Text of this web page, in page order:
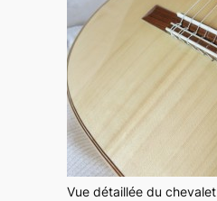
Vue détaillée du chevalet